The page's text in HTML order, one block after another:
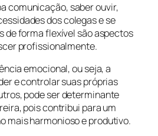
comunicação, saber ouvir,
dos colegas e se
de forma flexível são aspectos
profissionalmente.
emocional, ou seja, a
e controlar suas próprias
pode ser determinante
pois contribui para um
mais harmonioso e produtivo.